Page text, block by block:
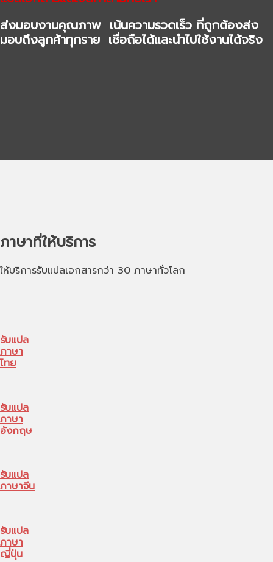
ส่งมอบงานคุณภาพ เน้นความรวดเร็ว ที่ถูกต้องส่ง
มอบถึงลูกค้าทุกราย เชื่อถือได้และนำไปใช้งานได้จริง
ภาษาที่ให้บริการ
ให้บริการรับแปลเอกสารกว่า 30 ภาษาทั่วโลก
รับแปล
ภาษา
ไทย
รับแปล
ภาษา
อังกฤษ
รับแปล
ภาษาจีน
รับแปล
ภาษา
ญี่ปุ่น